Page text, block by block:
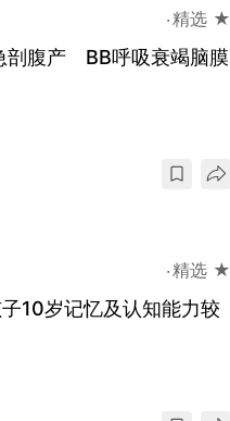
精选 ★
剖腹产 BB呼吸衰竭脑膜
精选 ★
10岁记忆及认知能力较